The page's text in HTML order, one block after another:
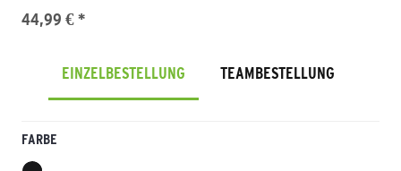
44,99 € *
EINZELBESTELLUNG TEAMBESTELLUNG
FARBE